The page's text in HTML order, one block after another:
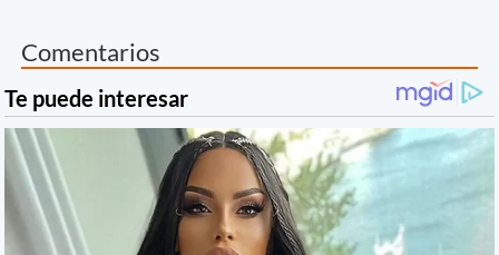
Comentarios